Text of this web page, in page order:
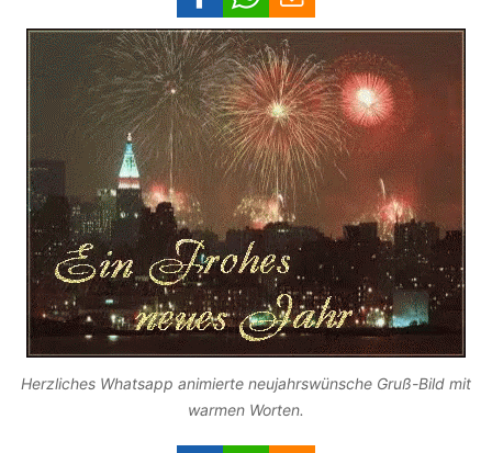
Herzliches Whatsapp animierte neujahrswünsche Gruß-Bild mit
warmen Worten.